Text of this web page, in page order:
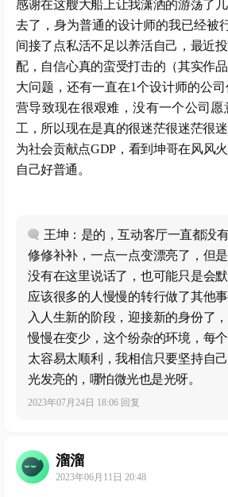
感谢在这艘大船上让我潇洒的游荡了
去了，身为普通的设计师的我已经被
间接了点私活不足以养活自己，最近
配，自信心真的蛮受打击的（其实作
大问题，还有一直在1个设计师的公
营导致现在很艰难，没有一个公司愿
工，所以现在是真的很迷茫很迷茫很
为社会贡献点GDP，看到坤哥在风风
自己好普通。
王坤：是的，互动客厅一直都没
修修补补，一点一点变漂亮了，但
没有在这里说话了，也可能只是会默
应该很多的人慢慢的转行做了其他
入人生新的阶段，迎接新的身份了
慢慢在变少，这个纷杂的环境，每
太容易太顺利，我相信只要坚持自
光发亮的，哪怕微光也是光呀。
2023年07月24日 18:06 回复
溜溜
2023年06月11日 20:48